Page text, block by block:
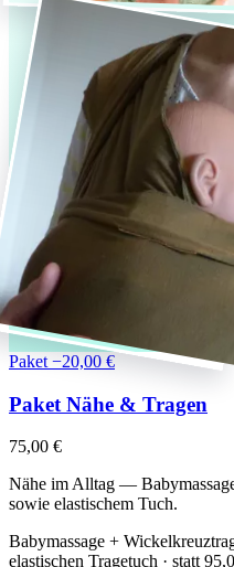
Paket −20,00 €
Paket Nähe & Tragen
75,00 €
Nähe im Alltag —
sowie elastischem Tuch.
Babymassage +
elastischen Tragetuch · statt